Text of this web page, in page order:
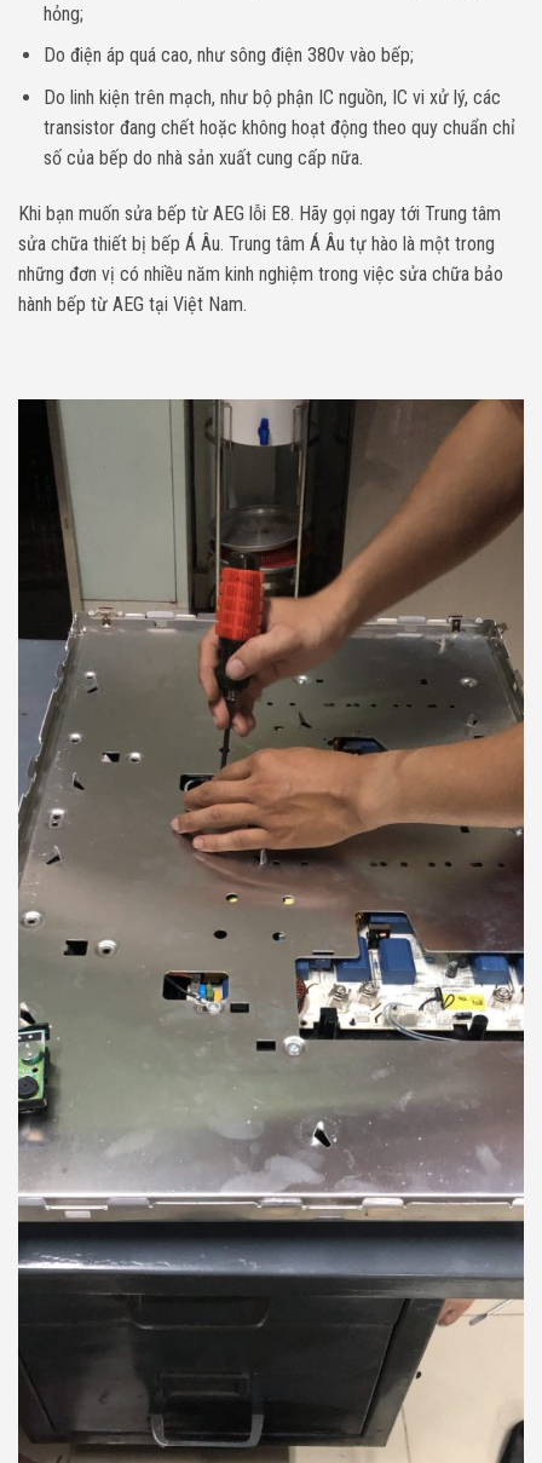
hỏng;
Do điện áp quá cao, như sông điện 380v vào bếp;
Do linh kiện trên mạch, như bộ phận IC nguồn, IC vi xử lý, các
transistor đang chết hoặc không hoạt động theo quy chuẩn chỉ
số của bếp do nhà sản xuất cung cấp nữa.
Khi bạn muốn sửa bếp từ AEG lỗi E8. Hãy gọi ngay tới Trung tâm
sửa chữa thiết bị bếp Á Âu. Trung tâm Á Âu tự hào là một trong
những đơn vị có nhiều năm kinh nghiệm trong việc sửa chữa bảo
hành bếp từ AEG tại Việt Nam.